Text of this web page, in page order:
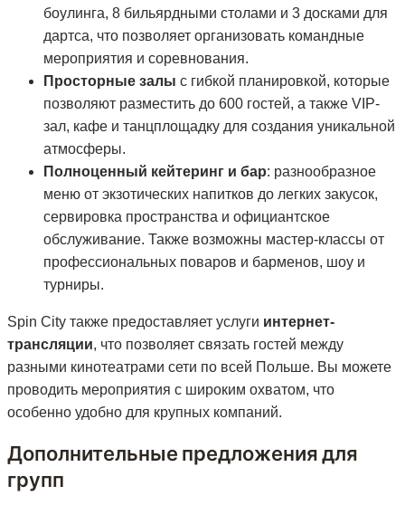
боулинга, 8 бильярдными столами и 3 досками для
дартса, что позволяет организовать командные
мероприятия и соревнования.
Просторные залы с гибкой планировкой, которые
позволяют разместить до 600 гостей, а также VIP-
зал, кафе и танцплощадку для создания уникальной
атмосферы.
Полноценный кейтеринг и бар: разнообразное
меню от экзотических напитков до легких закусок,
сервировка пространства и официантское
обслуживание. Также возможны мастер-классы от
профессиональных поваров и барменов, шоу и
турниры.
Spin City также предоставляет услуги интернет-
трансляции, что позволяет связать гостей между
разными кинотеатрами сети по всей Польше. Вы можете
проводить мероприятия с широким охватом, что
особенно удобно для крупных компаний.
Дополнительные предложения для
групп